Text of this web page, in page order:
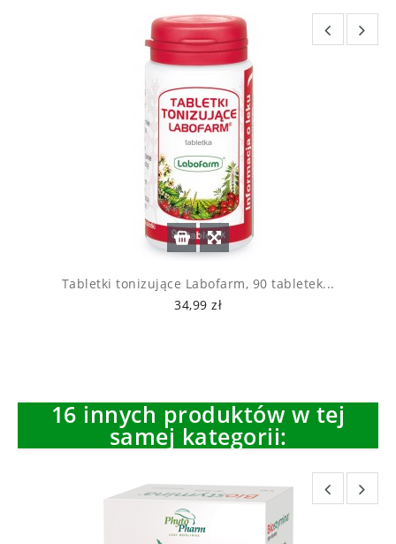
Tabletki tonizujące Labofarm, 90 tabletek...
34,99 zł
16 innych produktów w tej
samej kategorii: